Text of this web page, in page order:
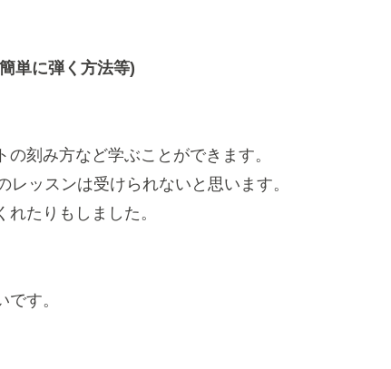
単に弾く方法等)
刻み方など学ぶことができます。
ッスンは受けられないと思います。
たりもしました。
す。